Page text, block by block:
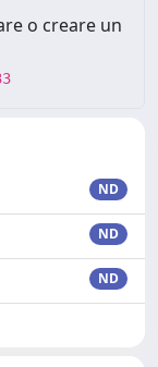
o creare un
ND
ND
ND